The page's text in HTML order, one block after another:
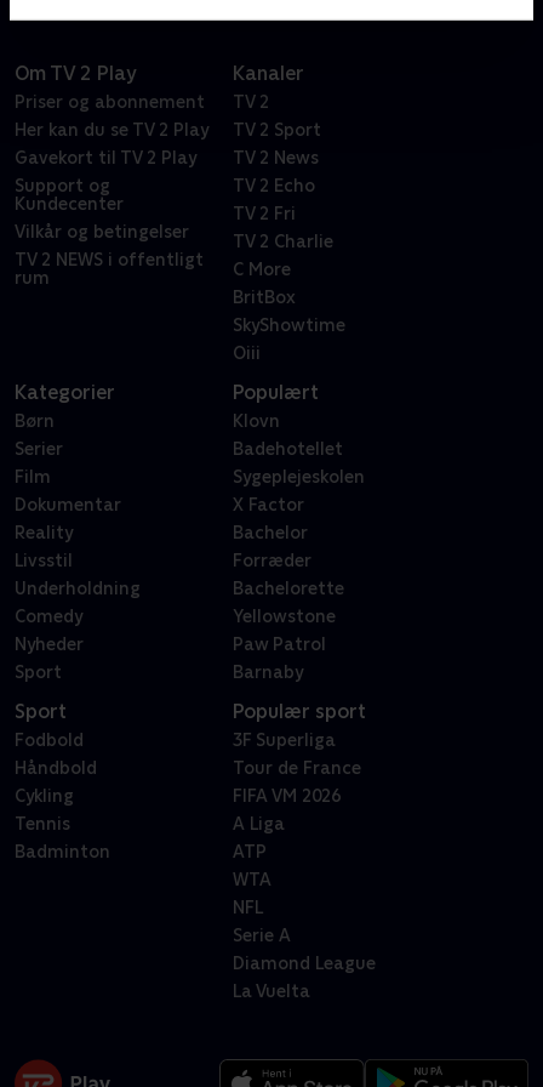
Om TV 2 Play
Priser og abonnement
Her kan du se TV 2 Play
Gavekort til TV 2 Play
Support og
Kundecenter
Vilkår og betingelser
TV 2 NEWS i offentligt
rum
Kanaler
TV 2
TV 2 Sport
TV 2 News
TV 2 Echo
TV 2 Fri
TV 2 Charlie
C More
BritBox
SkyShowtime
Oiii
Kategorier
Børn
Serier
Film
Dokumentar
Reality
Livsstil
Underholdning
Comedy
Nyheder
Sport
Populært
Klovn
Badehotellet
Sygeplejeskolen
X Factor
Bachelor
Forræder
Bachelorette
Yellowstone
Paw Patrol
Barnaby
Sport
Fodbold
Håndbold
Cykling
Tennis
Badminton
Populær sport
3F Superliga
Tour de France
FIFA VM 2026
A Liga
ATP
WTA
NFL
Serie A
Diamond League
La Vuelta